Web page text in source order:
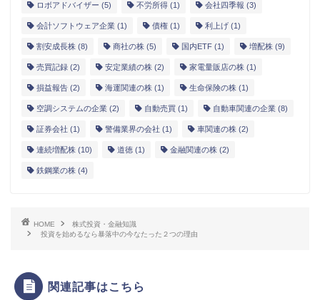
ロボアドバイザー (5) 不労所得 (1) 会社四季報 (3)
会計ソフトウェア企業 (1) 債権 (1) 利上げ (1)
割安成長株 (8) 商社の株 (5) 国内ETF (1) 増配株 (9)
売買記録 (2) 安定業績の株 (2) 家電量販店の株 (1)
損益報告 (2) 海運関連の株 (1) 生命保険の株 (1)
空調システムの企業 (2) 自動売買 (1) 自動車関連の企業 (8)
証券会社 (1) 警備業界の会社 (1) 車関連の株 (2)
連続増配株 (10) 道徳 (1) 金融関連の株 (2)
鉄鋼業の株 (4)
HOME
株式投資・金融知識
投資を始めるなら暴落中の今なたった２つの理由
関連記事はこちら